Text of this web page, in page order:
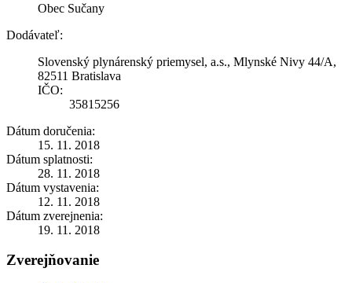
Obec Sučany
Dodávateľ:
Slovenský plynárenský priemysel, a.s., Mlynské Nivy 44/A,
82511 Bratislava
IČO:
35815256
Dátum doručenia:
15. 11. 2018
Dátum splatnosti:
28. 11. 2018
Dátum vystavenia:
12. 11. 2018
Dátum zverejnenia:
19. 11. 2018
Zverejňovanie